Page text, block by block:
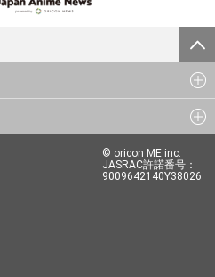
© oricon ME inc.
JASRAC許諾番号：
9009642140Y38026